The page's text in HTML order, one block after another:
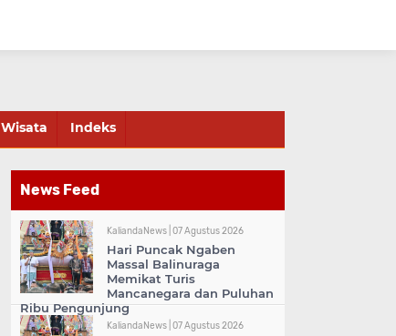
Wisata Indeks
News Feed
KaliandaNews | 07 Agustus 2026
Hari Puncak Ngaben
Massal Balinuraga
Memikat Turis
Mancanegara dan Puluhan
Ribu Pengunjung
KaliandaNews | 07 Agustus 2026